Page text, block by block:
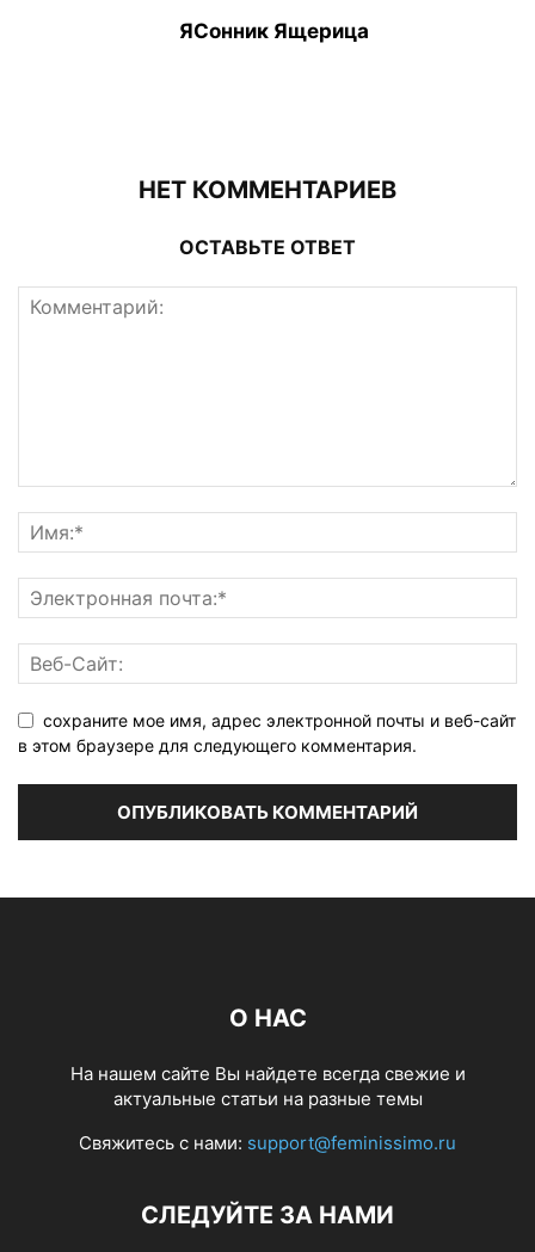
ЯСонник Ящерица
НЕТ КОММЕНТАРИЕВ
ОСТАВЬТЕ ОТВЕТ
сохраните мое имя, адрес электронной почты и веб-сайт
в этом браузере для следующего комментария.
О НАС
На нашем сайте Вы найдете всегда свежие и
актуальные статьи на разные темы
Свяжитесь с нами: support@feminissimo.ru
СЛЕДУЙТЕ ЗА НАМИ